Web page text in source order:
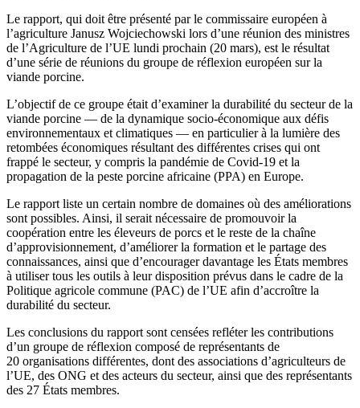
Le rapport, qui doit être présenté par le commissaire européen à
l’agriculture Janusz Wojciechowski lors d’une réunion des ministres
de l’Agriculture de l’UE lundi prochain (20 mars), est le résultat
d’une série de réunions du groupe de réflexion européen sur la
viande porcine.
L’objectif de ce groupe était d’examiner la durabilité du secteur de la
viande porcine — de la dynamique socio-économique aux défis
environnementaux et climatiques — en particulier à la lumière des
retombées économiques résultant des différentes crises qui ont
frappé le secteur, y compris la pandémie de Covid-19 et la
propagation de la peste porcine africaine (PPA) en Europe.
Le rapport liste un certain nombre de domaines où des améliorations
sont possibles. Ainsi, il serait nécessaire de promouvoir la
coopération entre les éleveurs de porcs et le reste de la chaîne
d’approvisionnement, d’améliorer la formation et le partage des
connaissances, ainsi que d’encourager davantage les États membres
à utiliser tous les outils à leur disposition prévus dans le cadre de la
Politique agricole commune (PAC) de l’UE afin d’accroître la
durabilité du secteur.
Les conclusions du rapport sont censées refléter les contributions
d’un groupe de réflexion composé de représentants de
20 organisations différentes, dont des associations d’agriculteurs de
l’UE, des ONG et des acteurs du secteur, ainsi que des représentants
des 27 États membres.